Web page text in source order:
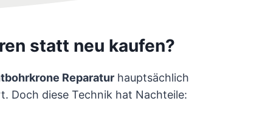
statt neu kaufen?
Reparatur hauptsächlich
Doch diese Technik hat Nachteile: